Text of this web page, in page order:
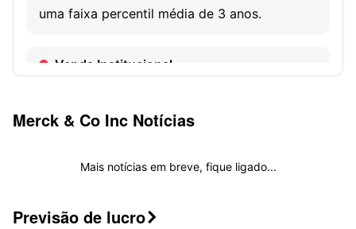
uma faixa percentil média de 3 anos.
Venda Institucional
são de 2.01B ações, uma redução de 0.52%
O Super Investidor Bill Smead possui 2.47M
Merck & Co Inc Notícias
Mais notícias em breve, fique ligado...
Previsão de lucro